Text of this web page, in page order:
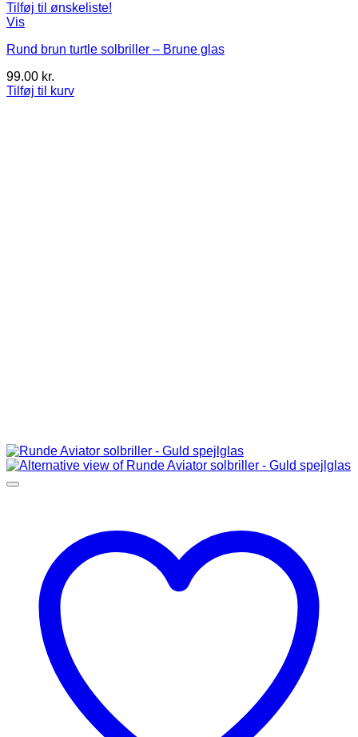
Tilføj til ønskeliste!
Vis
Rund brun turtle solbriller – Brune glas
99.00 kr.
Tilføj til kurv